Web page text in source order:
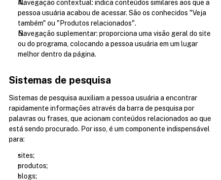
Navegação contextual: indica conteúdos similares aos que a
pessoa usuária acabou de acessar. São os conhecidos "Veja
também" ou "Produtos relacionados".
Navegação suplementar: proporciona uma visão geral do site
ou do programa, colocando a pessoa usuária em um lugar
melhor dentro da página.
Sistemas de pesquisa
Sistemas de pesquisa auxiliam a pessoa usuária a encontrar
rapidamente informações através da barra de pesquisa por
palavras ou frases, que acionam conteúdos relacionados ao que
está sendo procurado. Por isso, é um componente indispensável
para:
sites;
produtos;
blogs;